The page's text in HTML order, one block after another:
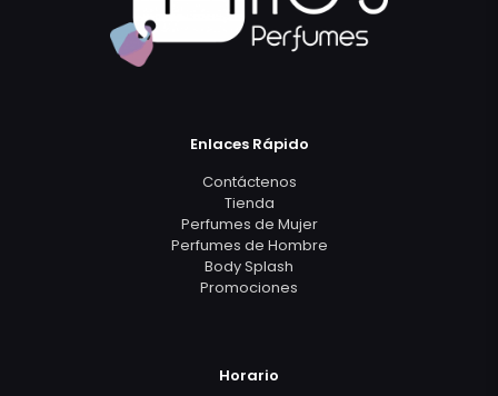
Enlaces Rápido
Contáctenos
Tienda
Perfumes de Mujer
Perfumes de Hombre
Body Splash
Promociones
Horario